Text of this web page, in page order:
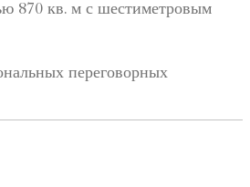
870 кв. м с шестиметровым
переговорных